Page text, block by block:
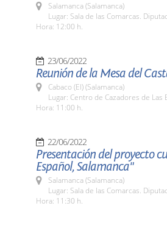
Salamanca (Salamanca)
Lugar: Sala de las Comarcas.
Hora: 12:00 h.
23/06/2022
Reunión de la Mesa del
Cabaco (El) (Salamanca)
Lugar: Centro de Cazadores de Las
Hora: 11:00 h.
22/06/2022
Presentación del proyecto
Español, Salamanca"
Salamanca (Salamanca)
Lugar: Sala de las Comarcas.
Hora: 11:30 h.